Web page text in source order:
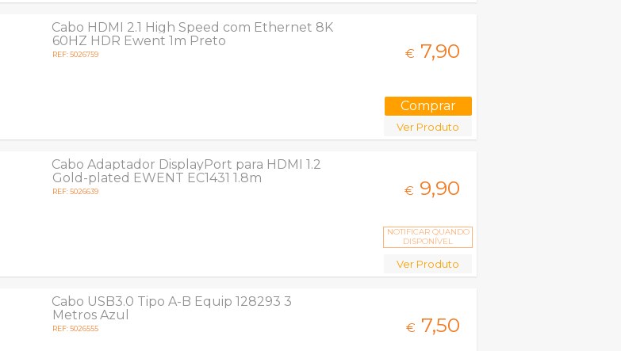
Cabo HDMI 2.1 High Speed com Ethernet 8K
60HZ HDR Ewent 1m Preto
REF: 5026759 € 7,90
Ver Produto
Cabo Adaptador DisplayPort para HDMI 1.2
Gold-plated EWENT EC1431 1.8m
REF: 5026639 € 9,90
NOTIFICAR QUANDO
DISPONÍVEL
Ver Produto
Cabo USB3.0 Tipo A-B Equip 128293 3
Metros Azul
REF: 5026555 € 7,50